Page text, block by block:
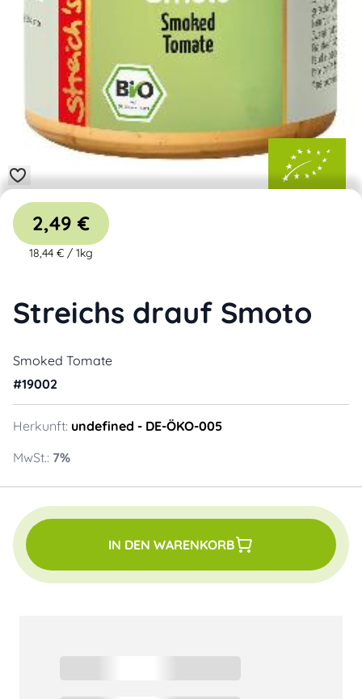
Streichs drauf Smoto
Smoked Tomate
#19002
Herkunft: undefined - DE-ÖKO-005
MwSt.: 7%
2,49 €
18,44 € / 1kg
IN DEN WARENKORB